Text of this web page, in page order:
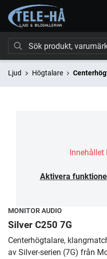
Ljud Högtalare
Innehållet
Aktivera
MONITOR AUDIO
Silver C250 7G
Centerhögtalare,
av Silver-serien (7G) från